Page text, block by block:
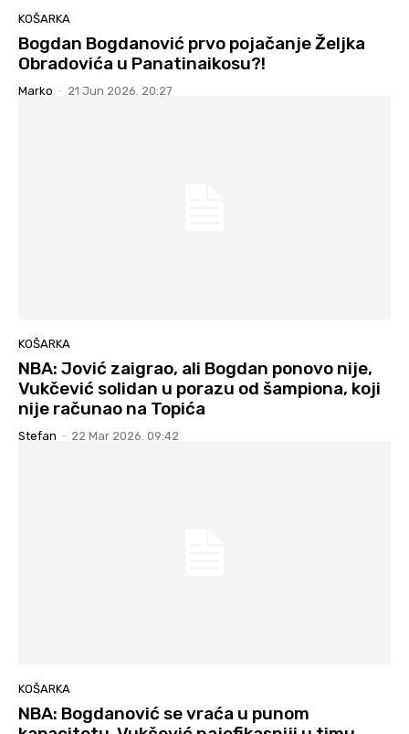
KOŠARKA
Bogdan Bogdanović prvo pojačanje Željka
Obradovića u Panatinaikosu?!
Marko - 21 Jun 2026. 20:27
KOŠARKA
NBA: Jović zaigrao, ali Bogdan ponovo nije,
Vukčević solidan u porazu od šampiona, koji
nije računao na Topića
Stefan - 22 Mar 2026. 09:42
KOŠARKA
NBA: Bogdanović se vraća u punom